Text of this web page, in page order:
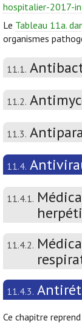
hospitalier-2017-
Le Tableau 11a.
organismes
11.1.
11.2.
11.3.
11.4.
11.4.1.
11.4.2.
11.4.3.
Ce chapitre